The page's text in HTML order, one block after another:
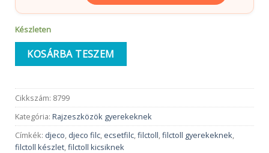
Készleten
KOSÁRBA TESZEM
Cikkszám: 8799
Kategória: Rajzeszközök gyerekeknek
Címkék: djeco, djeco filc, ecsetfilc,filctoll,filctoll gyerekeknek,
filctoll készlet,filctoll kicsiknek